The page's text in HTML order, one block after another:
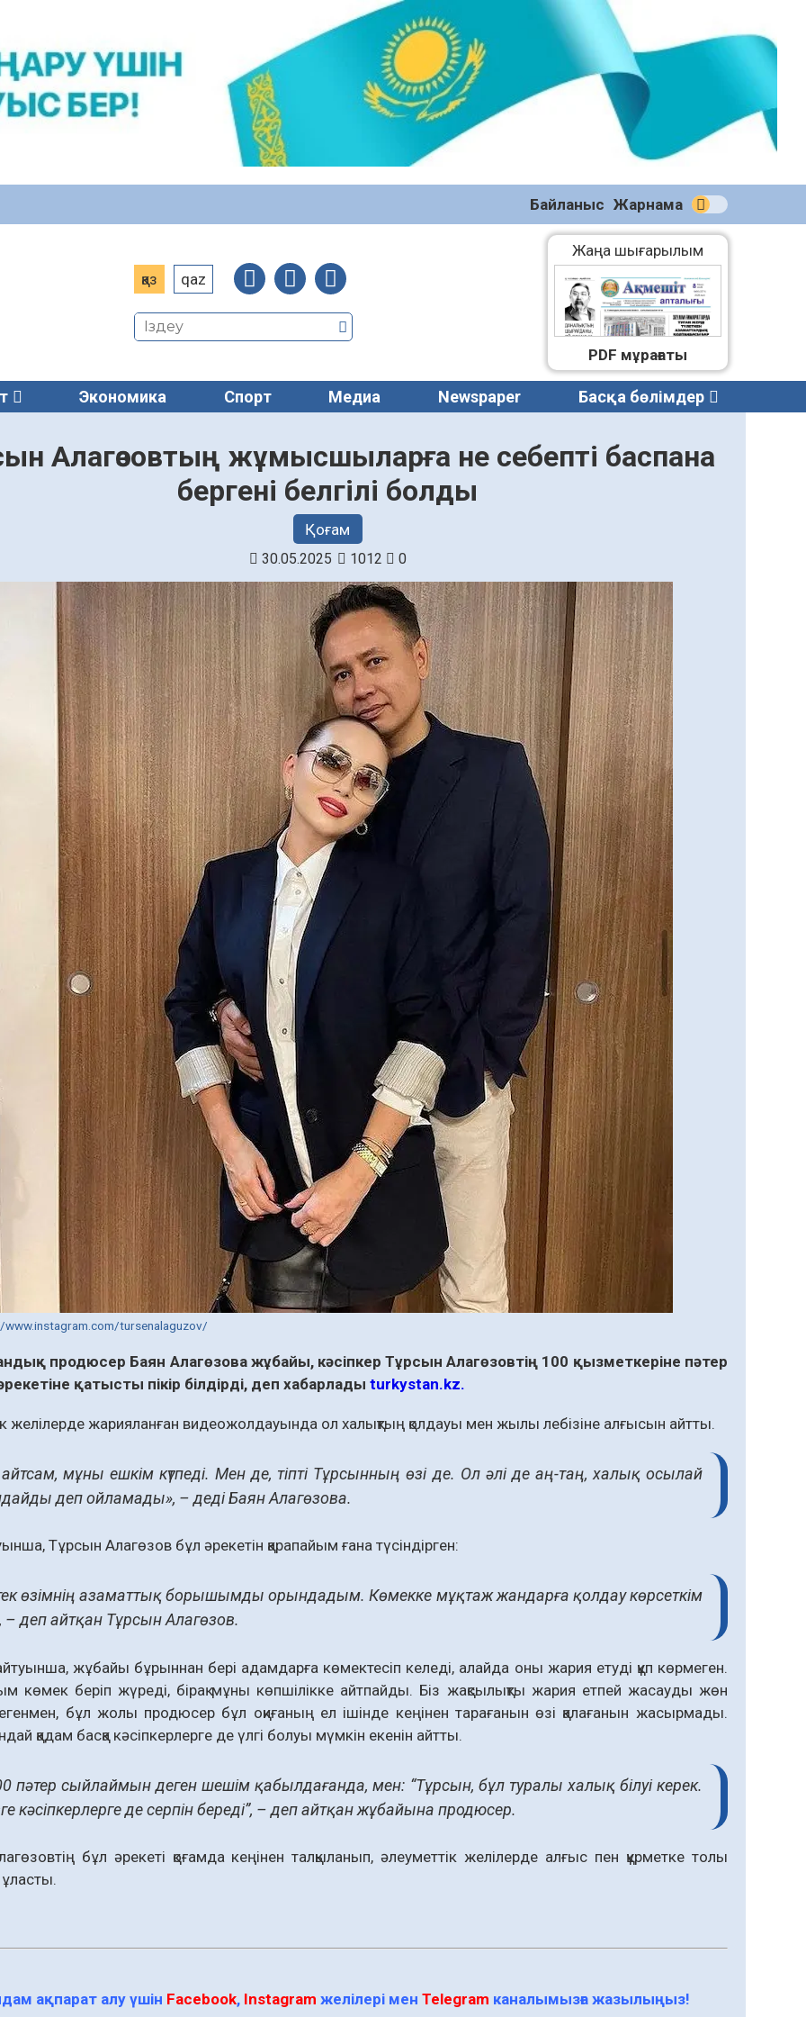
Байланыс Жарнама
қаз qaz
Жаңа шығарылым
(2271)
08.08.2026
PDF мұрағаты
Экономика Спорт Медиа Newspaper Басқа бөлімдер
Алагөзовтың жұмысшыларға не себепті баспана
бергені белгілі болды
Қоғам
30.05.2025 1012 0
tursenalaguzov/
продюсер Баян Алагөзова жұбайы, кәсіпкер Тұрсын Алагөзовтің 100 қызметкеріне пәтер
қатысты пікір білдірді, деп хабарлады turkystan.kz.
желілерде жарияланған видеожолдауында ол халықтың қолдауы мен жылы лебізіне алғысын айтты.
мұны ешкім күтпеді. Мен де, тіпті Тұрсынның өзі де. Ол әлі де аң-таң, халық осылай
деп ойламады», – деді Баян Алагөзова.
Тұрсын Алагөзов бұл әрекетін қарапайым ғана түсіндірген:
өзімнің азаматтық борышымды орындадым. Көмекке мұқтаж жандарға қолдау көрсеткім
– деп айтқан Тұрсын Алагөзов.
жұбайы бұрыннан бері адамдарға көмектесіп келеді, алайда оны жария етуді құп көрмеген.
көмек беріп жүреді, бірақ мұны көпшілікке айтпайды. Біз жақсылықты жария етпей жасауды жөн
бұл жолы продюсер бұл оқиғаның ел ішінде кеңінен тарағанын өзі қалағанын жасырмады.
қадам басқа кәсіпкерлерге де үлгі болуы мүмкін екенін айтты.
пәтер сыйлаймын деген шешім қабылдағанда, мен: “Тұрсын, бұл туралы халық білуі керек.
кәсіпкерлерге де серпін береді”, – деп айтқан жұбайына продюсер.
бұл әрекеті қоғамда кеңінен талқыланып, әлеуметтік желілерде алғыс пен құрметке толы
ұласты.
ақпарат алу үшін Facebook, Instagram желілері менTelegram каналымызға жазылыңыз!